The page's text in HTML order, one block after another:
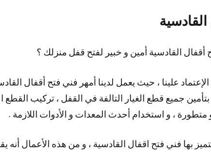
القادسية أمين و خبير لفتح قفل منزلك ؟
علينا ، حيث يعمل لدينا أمهر فني فتح أقفال
جميع قطع الغيار التالفة في القفل ، تركيب القطع
متطورة ، و استخدام أحدث المعدات و الأدوات اللازمة .
بها فني فتح اقفال القادسية ، و من هذه الأعمال أنه